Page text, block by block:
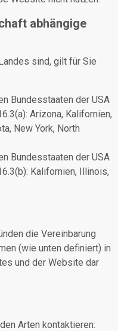
abhängige
sind, gilt für Sie
Bundesstaaten der USA
Arizona, Kalifornien,
New York, North
Bundesstaaten der USA
Kalifornien, Illinois,
die Vereinbarung
(wie unten definiert) in
und der Website dar
Arten kontaktieren: